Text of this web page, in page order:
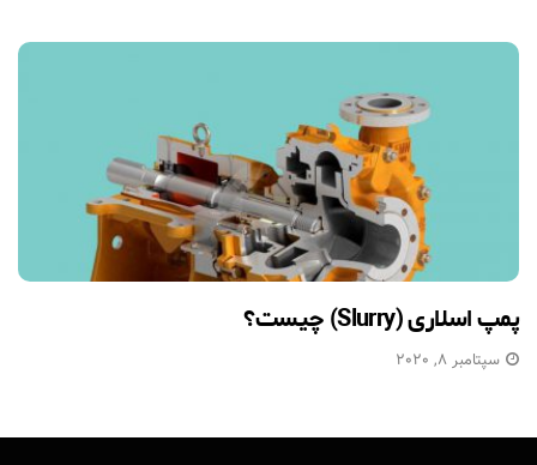
پمپ اسلاری (Slurry) چیست؟
سپتامبر 8, 2020